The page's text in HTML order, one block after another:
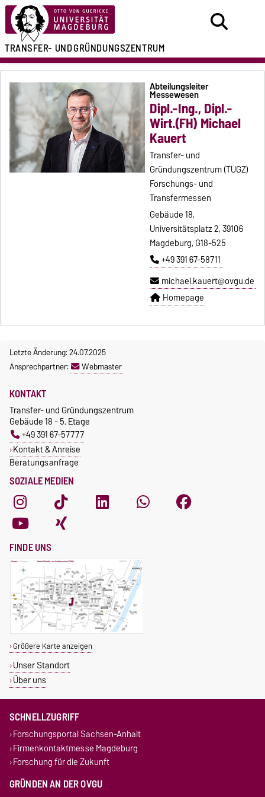
TRANSFER- UNDGRÜNDUNGSZENTRUM
Abteilungsleiter
Messewesen
Dipl.-Ing., Dipl.-
Wirt.(FH) Michael
Kauert
Transfer- und
Gründungszentrum (TUGZ)
Forschungs- und
Transfermessen
Gebäude 18,
Universitätsplatz 2, 39106
Magdeburg, G18-525
+49 391 67-58711
michael.kauert@ovgu.de
Homepage
Letzte Änderung: 24.07.2025
Ansprechpartner:
Webmaster
SOZIALE MEDIEN
KONTAKT
Transfer- und Gründungszentrum
Gebäude 18 - 5. Etage
+49 391 67-57777
Kontakt & Anreise
Beratungsanfrage
FINDE UNS
Größere Karte anzeigen
Unser Standort
Über uns
SCHNELLZUGRIFF
Forschungsportal Sachsen-Anhalt
Firmenkontaktmesse Magdeburg
Forschung für die Zukunft
GRÜNDEN AN DER OVGU